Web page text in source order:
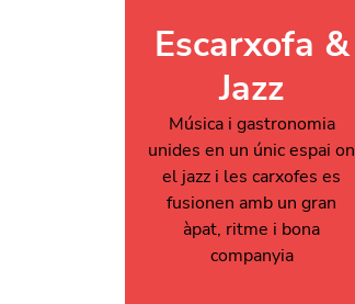
Escarxofa &
Jazz
Música i gastronomia
unides en un únic espai on
el jazz i les carxofes es
fusionen amb un gran
àpat, ritme i bona
companyia